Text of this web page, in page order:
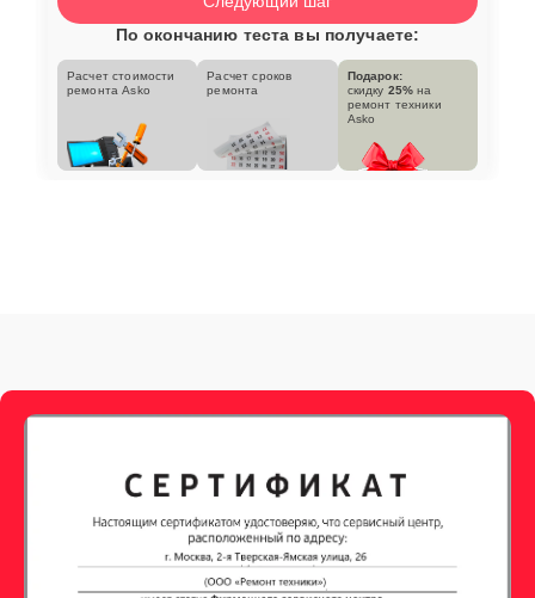
По окончанию теста вы получаете:
Расчет стоимости
ремонта Asko
Расчет сроков
ремонта
Подарок:
скидку 25% на
ремонт техники
Asko